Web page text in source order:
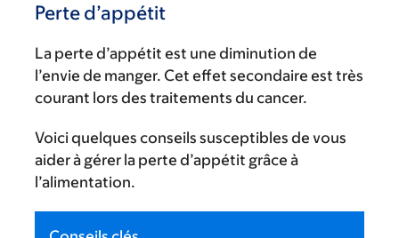
Perte d’appétit
La perte d’appétit est une diminution de
l’envie de manger. Cet effet secondaire est très
courant lors des traitements du cancer.
Voici quelques conseils susceptibles de vous
aider à gérer la perte d’appétit grâce à
l’alimentation.